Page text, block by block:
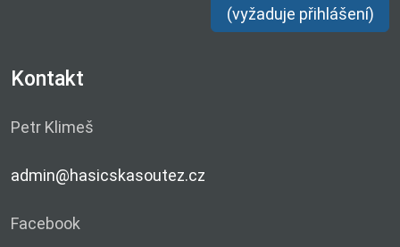
(vyžaduje přihlášení)
Kontakt
Petr Klimeš
admin@hasicskasoutez.cz
Facebook